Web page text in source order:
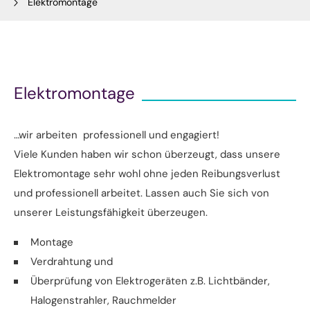
Elektromontage
…wir arbeiten professionell und engagiert!
Viele Kunden haben wir schon überzeugt, dass unsere
Elektromontage sehr wohl ohne jeden Reibungsverlust
und professionell arbeitet. Lassen auch Sie sich von
unserer Leistungsfähigkeit überzeugen.
Montage
Verdrahtung und
Überprüfung von Elektrogeräten z.B. Lichtbänder,
Halogenstrahler, Rauchmelder